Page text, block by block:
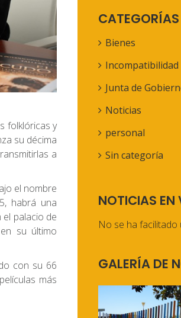
folklóricas y
su décima
a
el nombre
habrá una
el palacio de
su último
con su 66
más
CATEGORÍAS
Bienes
Incompatibilidad
Junta de
Noticias
personal
Sin categoría
NOTICIAS EN
No se ha facilitado
GALERÍA DE